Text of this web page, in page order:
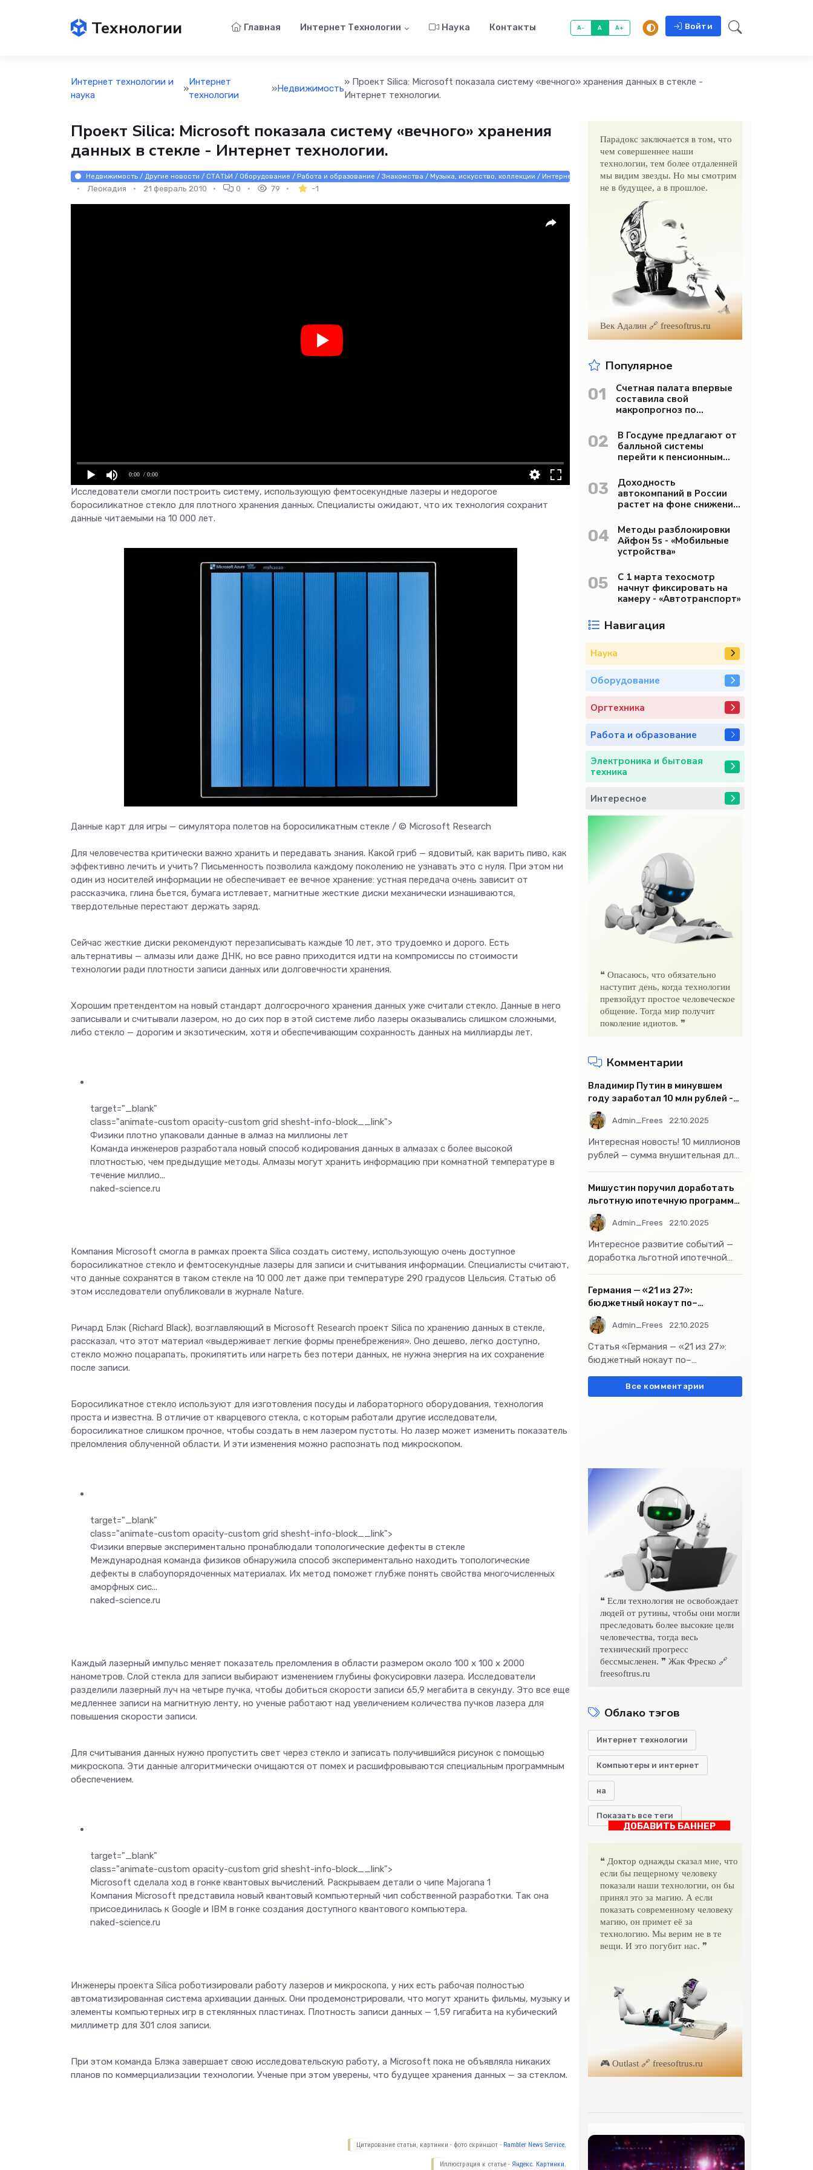
Технологии Главная Интернет Технологии Наука Контакты A- A A+ Войти
Интернет технологии и
наука
»
Интернет
технологии
»Недвижимость
» Проект Silica: Microsoft показала систему «вечного» хранения данных в стекле -
Интернет технологии.
Проект Silica: Microsoft показала систему «вечного» хранения
данных в стекле - Интернет технологии.
Недвижимость / Другие новости / СТАТЬИ / Оборудование / Работа и образование / Знакомства / Музыка, искусство, коллекции / Интернет технологии
Леокадия 21 февраль 2010 0 79 -1
0:00 / 0:00
Исследователи смогли построить систему, использующую фемтосекундные лазеры и недорогое
боросиликатное стекло для плотного хранения данных. Специалисты ожидают, что их технология сохранит
данные читаемыми на 10 000 лет.
Данные карт для игры — симулятора полетов на боросиликатным стекле / © Microsoft Research
Для человечества критически важно хранить и передавать знания. Какой гриб — ядовитый, как варить пиво, как
эффективно лечить и учить? Письменность позволила каждому поколению не узнавать это с нуля. При этом ни
один из носителей информации не обеспечивает ее вечное хранение: устная передача очень зависит от
рассказчика, глина бьется, бумага истлевает, магнитные жесткие диски механически изнашиваются,
твердотельные перестают держать заряд.
Сейчас жесткие диски рекомендуют перезаписывать каждые 10 лет, это трудоемко и дорого. Есть
альтернативы — алмазы или даже ДНК, но все равно приходится идти на компромиссы по стоимости
технологии ради плотности записи данных или долговечности хранения.
Хорошим претендентом на новый стандарт долгосрочного хранения данных уже считали стекло. Данные в него
записывали и считывали лазером, но до сих пор в этой системе либо лазеры оказывались слишком сложными,
либо стекло — дорогим и экзотическим, хотя и обеспечивающим сохранность данных на миллиарды лет.
target="_blank"
class="animate-custom opacity-custom grid shesht-info-block__link">
Физики плотно упаковали данные в алмаз на миллионы лет
Команда инженеров разработала новый способ кодирования данных в алмазах с более высокой
плотностью, чем предыдущие методы. Алмазы могут хранить информацию при комнатной температуре в
течение миллио...
naked-science.ru
Компания Microsoft смогла в рамках проекта Silica создать систему, использующую очень доступное
боросиликатное стекло и фемтосекундные лазеры для записи и считывания информации. Специалисты считают,
что данные сохранятся в таком стекле на 10 000 лет даже при температуре 290 градусов Цельсия. Статью об
этом исследователи опубликовали в журнале Nature.
Ричард Блэк (Richard Black), возглавляющий в Microsoft Research проект Silica по хранению данных в стекле,
рассказал, что этот материал «выдерживает легкие формы пренебрежения». Оно дешево, легко доступно,
стекло можно поцарапать, прокипятить или нагреть без потери данных, не нужна энергия на их сохранение
после записи.
Боросиликатное стекло используют для изготовления посуды и лабораторного оборудования, технология
проста и известна. В отличие от кварцевого стекла, с которым работали другие исследователи,
боросиликатное слишком прочное, чтобы создать в нем лазером пустоты. Но лазер может изменить показатель
преломления облученной области. И эти изменения можно распознать под микроскопом.
target="_blank"
class="animate-custom opacity-custom grid shesht-info-block__link">
Физики впервые экспериментально пронаблюдали топологические дефекты в стекле
Международная команда физиков обнаружила способ экспериментально находить топологические
дефекты в слабоупорядоченных материалах. Их метод поможет глубже понять свойства многочисленных
аморфных сис...
naked-science.ru
Каждый лазерный импульс меняет показатель преломления в области размером около 100 x 100 x 2000
нанометров. Слой стекла для записи выбирают изменением глубины фокусировки лазера. Исследователи
разделили лазерный луч на четыре пучка, чтобы добиться скорости записи 65,9 мегабита в секунду. Это все еще
медленнее записи на магнитную ленту, но ученые работают над увеличением количества пучков лазера для
повышения скорости записи.
Для считывания данных нужно пропустить свет через стекло и записать получившийся рисунок с помощью
микроскопа. Эти данные алгоритмически очищаются от помех и расшифровываются специальным программным
обеспечением.
target="_blank"
class="animate-custom opacity-custom grid shesht-info-block__link">
Microsoft сделала ход в гонке квантовых вычислений. Раскрываем детали о чипе Majorana 1
Компания Microsoft представила новый квантовый компьютерный чип собственной разработки. Так она
присоединилась к Google и IBM в гонке создания доступного квантового компьютера.
naked-science.ru
Инженеры проекта Silica роботизировали работу лазеров и микроскопа, у них есть рабочая полностью
автоматизированная система архивации данных. Они продемонстрировали, что могут хранить фильмы, музыку и
элементы компьютерных игр в стеклянных пластинах. Плотность записи данных — 1,59 гигабита на кубический
миллиметр для 301 слоя записи.
При этом команда Блэка завершает свою исследовательскую работу, а Microsoft пока не объявляла никаких
планов по коммерциализации технологии. Ученые при этом уверены, что будущее хранения данных — за стеклом.
Цитирование статьи, картинки - фото скриншот - Rambler News Service.
Иллюстрация к статье - Яндекс. Картинки.
Парадокс заключается в том, что
чем совершеннее наши
технологии, тем более отдаленней
мы видим звезды. Но мы смотрим
не в будущее, а в прошлое.
Век Адалин 🔗 freesoftrus.ru
Популярное
01
Счетная палата впервые
составила свой
макропрогноз по
«Бизнес»
02
В Госдуме предлагают от
балльной системы
перейти к пенсионным
03
Доходность
автокомпаний в России
растет на фоне снижения
04
Методы разблокировки
Айфон 5s - «Мобильные
устройства»
05
С 1 марта техосмотр
начнут фиксировать на
камеру - «Автотранспорт»
Навигация
Наука
Оборудование
Оргтехника
Работа и образование
Электроника и бытовая
техника
Интересное
❝ Опасаюсь, что обязательно
наступит день, когда технологии
превзойдут простое человеческое
общение. Тогда мир получит
поколение идиотов. ❞
Комментарии
Владимир Путин в минувшем
году заработал 10 млн рублей -
«Бизнес»
Admin_Frees 22.10.2025
Интересная новость! 10 миллионов
рублей — сумма внушительная для
не
Мишустин поручил доработать
льготную ипотечную программу
- «Бизнес»
Admin_Frees 22.10.2025
Интересное развитие событий —
доработка льготной ипотечной
стать
Германия — «21 из 27»:
бюджетный нокаут по–
европейски
Admin_Frees 22.10.2025
Статья «Германия — «21 из 27»:
бюджетный нокаут по–
подчеркивает остроту
Все комментарии
❝ Если технология не освобождает
людей от рутины, чтобы они могли
преследовать более высокие цели
человечества, тогда весь
технический прогресс
бессмысленен. ❞ Жак Фреско 🔗
freesoftrus.ru
Облако тэгов
Интернет технологии
Компьютеры и интернет
на
Показать все теги
ДОБАВИТЬ БАННЕР
❝ Доктор однажды сказал мне, что
если бы пещерному человеку
показали наши технологии, он бы
принял это за магию. А если
показать современному человеку
магию, он примет её за
технологию. Мы верим не в те
вещи. И это погубит нас. ❞
🎮 Outlast 🔗 freesoftrus.ru